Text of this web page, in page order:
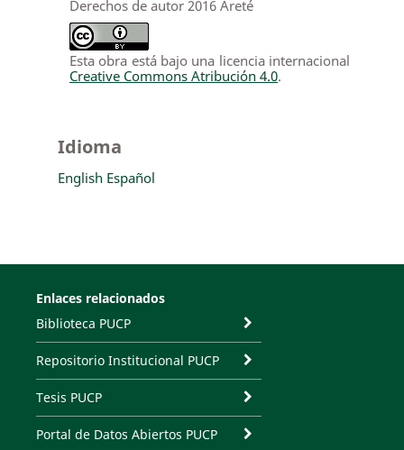
Derechos de autor 2016 Areté
Esta obra está bajo una licencia internacional
Creative Commons Atribución 4.0.
Idioma
English Español
Enlaces relacionados
Biblioteca PUCP
Repositorio Institucional PUCP
Tesis PUCP
Portal de Datos Abiertos PUCP